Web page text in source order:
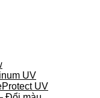
UV
UV